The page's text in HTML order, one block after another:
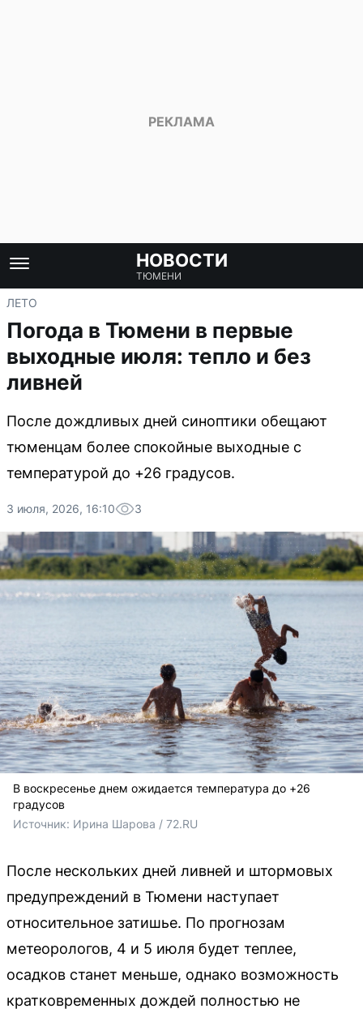
НОВОСТИ
ТЮМЕНИ
ЛЕТО
Погода в Тюмени в первые
выходные июля: тепло и без
ливней
После дождливых дней синоптики обещают
тюменцам более спокойные выходные с
температурой до +26 градусов.
3 июля, 2026, 16:10 3
В воскресенье днем ожидается температура до +26
градусов
Источник: Ирина Шарова / 72.RU
После нескольких дней ливней и штормовых
предупреждений в Тюмени наступает
относительное затишье. По прогнозам
метеорологов, 4 и 5 июля будет теплее,
осадков станет меньше, однако возможность
кратковременных дождей полностью не